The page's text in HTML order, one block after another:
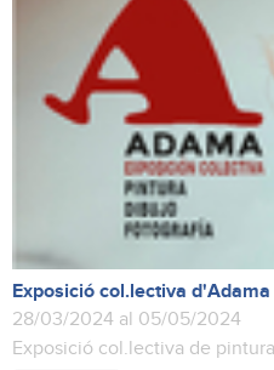
Exposició col.lectiva d'Adama
28/03/2024 al 05/05/2024
Exposició col.lectiva de